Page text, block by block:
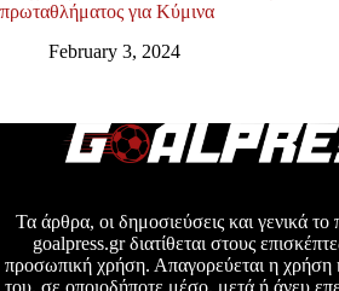
πρωταθλήματος για Κύμινα
February 3, 2024
Τα άρθρα, οι δημοσιεύσεις και γενικά το
goalpress.gr διατίθεται στους
προσωπική χρήση. Απαγορεύεται η χρήση
του, σε οποιοδήποτε μέσο, μετά ή άνευ